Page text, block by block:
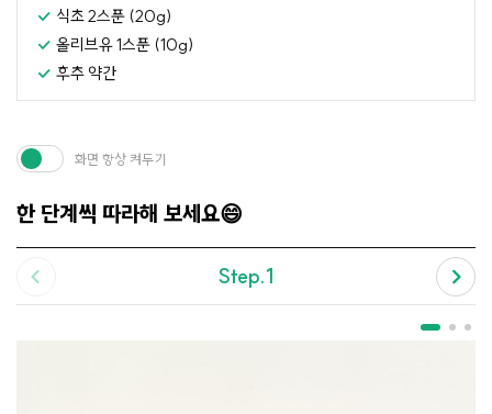
식초 2스푼 (20g)
올리브유 1스푼 (10g)
후추 약간
한 단계씩 따라해 보세요😄
화면 항상 켜두기
Step.1